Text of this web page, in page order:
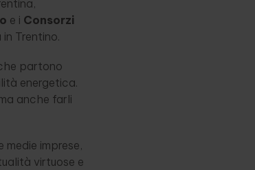
e i Consorzi
Trentino.
partono
energetica.
anche farli
imprese,
virtuose e